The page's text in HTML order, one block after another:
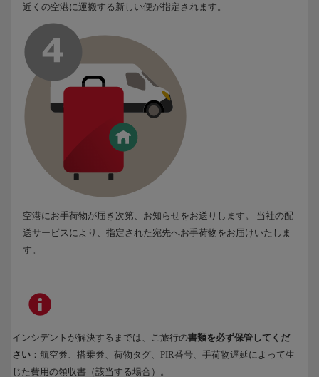
近くの空港に運搬する新しい便が指定されます。
空港にお手荷物が届き次第、お知らせをお送りします。 当社の配
送サービスにより、指定された宛先へお手荷物をお届けいたしま
す。
インシデントが解決するまでは、ご旅行の書類を必ず保管してくだ
さい ：航空券、搭乗券、荷物タグ、PIR番号、手荷物遅延によって生
じた費用の領収書（該当する場合）。